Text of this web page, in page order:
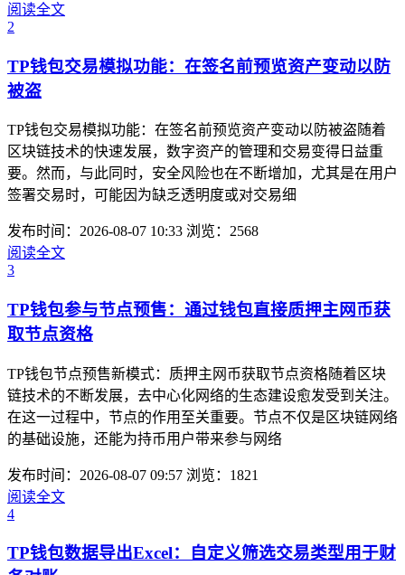
阅读全文
2
TP钱包交易模拟功能：在签名前预览资产变动以防
被盗
TP钱包交易模拟功能：在签名前预览资产变动以防被盗随着
区块链技术的快速发展，数字资产的管理和交易变得日益重
要。然而，与此同时，安全风险也在不断增加，尤其是在用户
签署交易时，可能因为缺乏透明度或对交易细
发布时间：2026-08-07 10:33 浏览：2568
阅读全文
3
TP钱包参与节点预售：通过钱包直接质押主网币获
取节点资格
TP钱包节点预售新模式：质押主网币获取节点资格随着区块
链技术的不断发展，去中心化网络的生态建设愈发受到关注。
在这一过程中，节点的作用至关重要。节点不仅是区块链网络
的基础设施，还能为持币用户带来参与网络
发布时间：2026-08-07 09:57 浏览：1821
阅读全文
4
TP钱包数据导出Excel：自定义筛选交易类型用于财